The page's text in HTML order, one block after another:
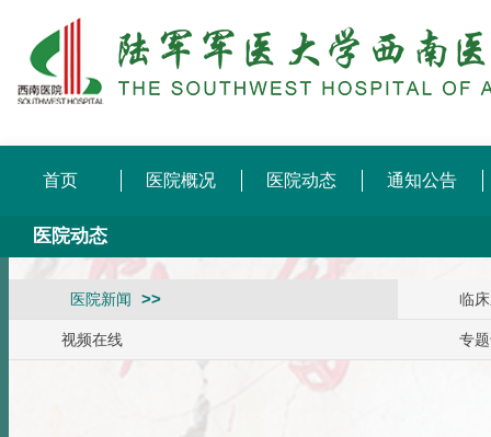
首页 医院概况 医院动态 通知公告
医院动态
医院新闻 临
视频在线 专